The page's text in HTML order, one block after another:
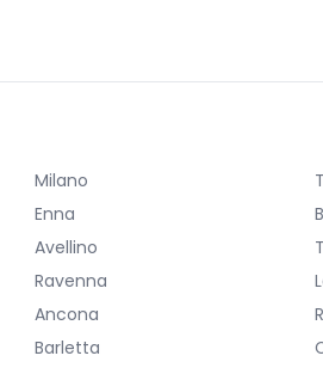
Milano
Enna
Avellino
Ravenna
Ancona
Barletta